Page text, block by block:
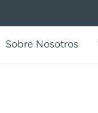
Sobre Nosotros